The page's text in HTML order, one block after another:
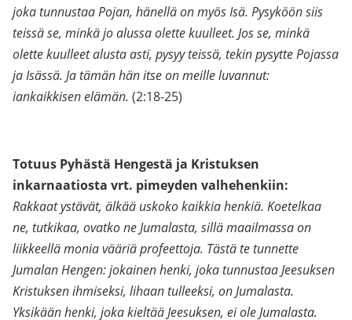
joka tunnustaa Pojan, hänellä on myös Isä. Pysyköön siis
teissä se, minkä jo alussa olette kuulleet. Jos se, minkä
olette kuulleet alusta asti, pysyy teissä, tekin pysytte Pojassa
ja Isässä. Ja tämän hän itse on meille luvannut:
iankaikkisen elämän. (2:18-25)
Totuus Pyhästä Hengestä ja Kristuksen
inkarnaatiosta vrt. pimeyden valhehenkiin:
Rakkaat ystävät, älkää uskoko kaikkia henkiä. Koetelkaa
ne, tutkikaa, ovatko ne Jumalasta, sillä maailmassa on
liikkeellä monia vääriä profeettoja. Tästä te tunnette
Jumalan Hengen: jokainen henki, joka tunnustaa Jeesuksen
Kristuksen ihmiseksi, lihaan tulleeksi, on Jumalasta.
Yksikään henki, joka kieltää Jeesuksen, ei ole Jumalasta.